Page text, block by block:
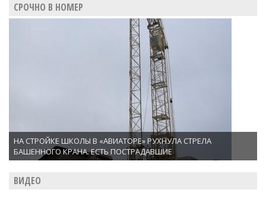
СРОЧНО В НОМЕР
НА СТРОЙКЕ ШКОЛЫ В «АВИАТОРЕ» РУХНУЛА СТРЕЛА
БАШЕННОГО КРАНА. ЕСТЬ ПОСТРАДАВШИЕ
ВИДЕО